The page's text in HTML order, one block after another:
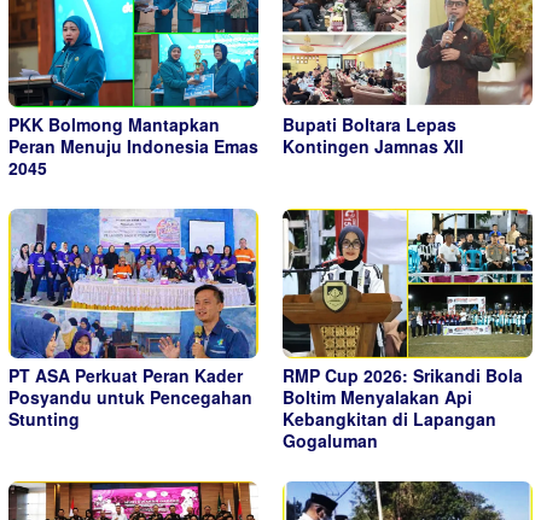
PKK Bolmong Mantapkan
Peran Menuju Indonesia Emas
2045
Bupati Boltara Lepas
Kontingen Jamnas XII
PT ASA Perkuat Peran Kader
Posyandu untuk Pencegahan
Stunting
RMP Cup 2026: Srikandi Bola
Boltim Menyalakan Api
Kebangkitan di Lapangan
Gogaluman